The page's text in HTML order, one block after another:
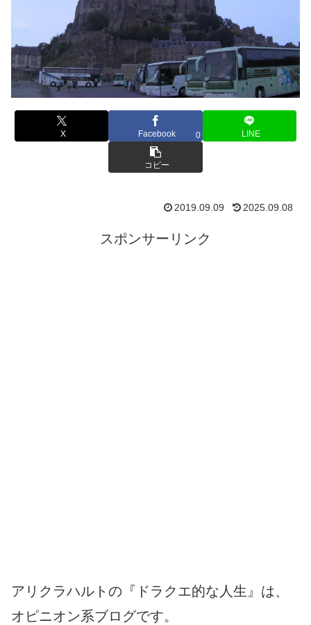
X Facebook 0 LINE
コピー
2019.09.09 2025.09.08
スポンサーリンク
アリクラハルトの『ドラクエ的な人生』は、
オピニオン系ブログです。